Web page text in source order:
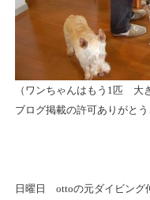
（ワンちゃんはもう1匹 大
ブログ掲載の許可ありがとう
日曜日 ottoの元ダイビング